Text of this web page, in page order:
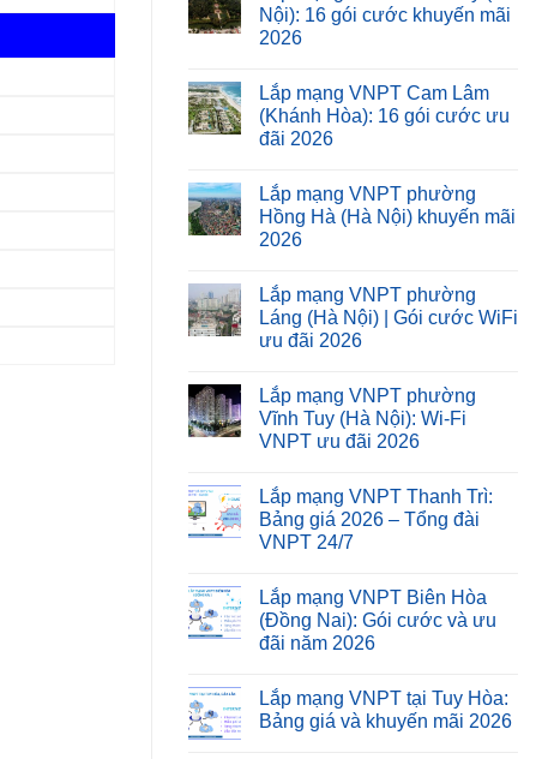
Nội): 16 gói cước khuyến mãi
2026
Lắp mạng VNPT Cam Lâm
(Khánh Hòa): 16 gói cước ưu
đãi 2026
Lắp mạng VNPT phường
Hồng Hà (Hà Nội) khuyến mãi
2026
Lắp mạng VNPT phường
Láng (Hà Nội) | Gói cước WiFi
ưu đãi 2026
Lắp mạng VNPT phường
Vĩnh Tuy (Hà Nội): Wi-Fi
VNPT ưu đãi 2026
Lắp mạng VNPT Thanh Trì:
Bảng giá 2026 – Tổng đài
VNPT 24/7
Lắp mạng VNPT Biên Hòa
(Đồng Nai): Gói cước và ưu
đãi năm 2026
Lắp mạng VNPT tại Tuy Hòa:
Bảng giá và khuyến mãi 2026